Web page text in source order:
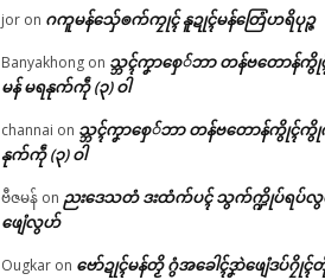
jor on ဂကူမန်​သှ်ေၜက်ကၠုၚ် နူဍုၚ်မန်တြေံဟရိပုဉ္ဇ
Banyakhong on သ္ဘၚ်ကၞာစှေ်ဘာ တန်ဗတောန်
မန် မရနုက်ကဵု (၃) ဝါ
channai on သ္ဘၚ်ကၞာစှေ်ဘာ တန်ဗတောန်ကွိုၚ်ကွို
နုက်ကဵု (၃) ဝါ
ဗီဇမန် on ညးဒေသတံ ဒးထံက်ပၚ် သွက်က္ဍိုပ်ရပ်
ဖျေံလွဟ်
Ougkar on ဗော်ဍုၚ်မန်တၟိ ဂွံအခေါၚ်ဒၞာဲဖျေံဒပ်ဂၠိုၚ်